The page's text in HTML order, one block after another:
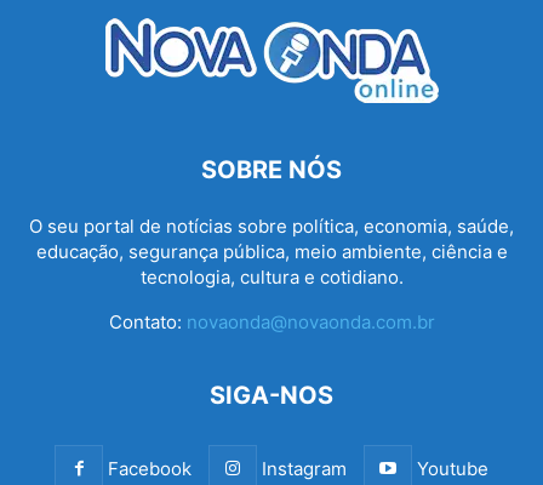
SOBRE NÓS
O seu portal de notícias sobre política, economia, saúde,
educação, segurança pública, meio ambiente, ciência e
tecnologia, cultura e cotidiano.
Contato: novaonda@novaonda.com.br
SIGA-NOS
Facebook Instagram Youtube